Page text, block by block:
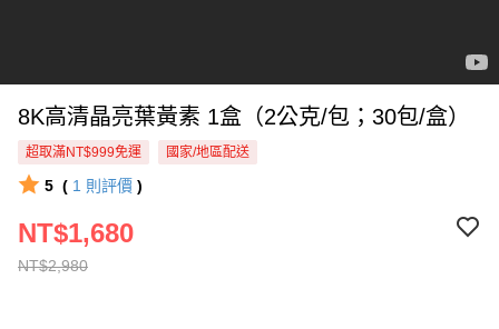
8K高清晶亮葉黃素 1盒（2公克/包；30包/盒）
超取滿NT$999免運 國家/地區配送
5 ( 1 則評價 )
NT$2,980
NT$1,680